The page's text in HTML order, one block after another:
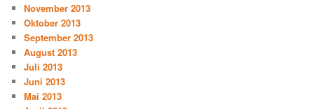
November 2013
Oktober 2013
September 2013
August 2013
Juli 2013
Juni 2013
Mai 2013